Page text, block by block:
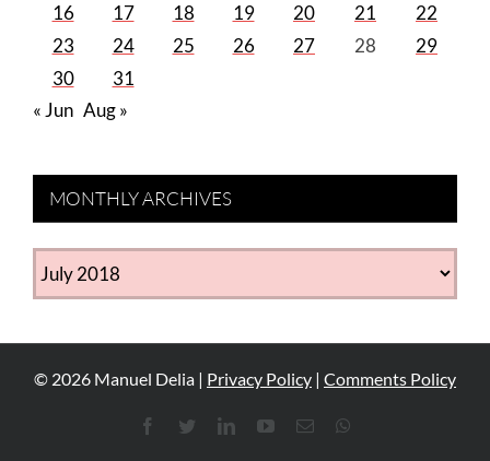
16
17 18 19 20 21
22
23
24 25 26 27 28
29
30
31
« Jun Aug »
MONTHLY ARCHIVES
MONTHLY
ARCHIVES
© 2026 Manuel Delia | Privacy Policy | Comments Policy
FacebookTwitterLinkedInYouTube
Email